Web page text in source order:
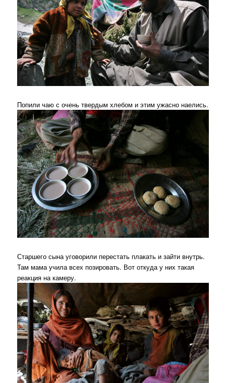
Попили чаю с очень твердым хлебом и этим ужасно наелись.
Старшего сына уговорили перестать плакать и зайти внутрь.
Там мама учила всех позировать. Вот откуда у них такая
реакция на камеру.